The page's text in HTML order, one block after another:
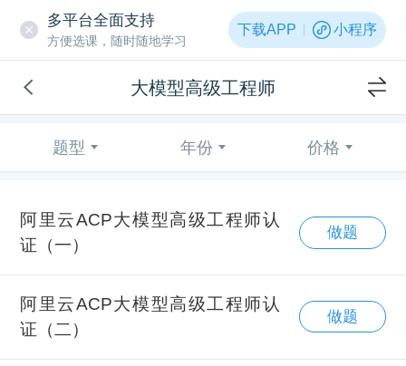
多平台全面支持
方便选课，随时随地学习
下载APP 小程序
大模型高级工程师
题型 年份 价格
阿里云ACP大模型高级工程师认
证（一）
做题
阿里云ACP大模型高级工程师认
证（二）
做题